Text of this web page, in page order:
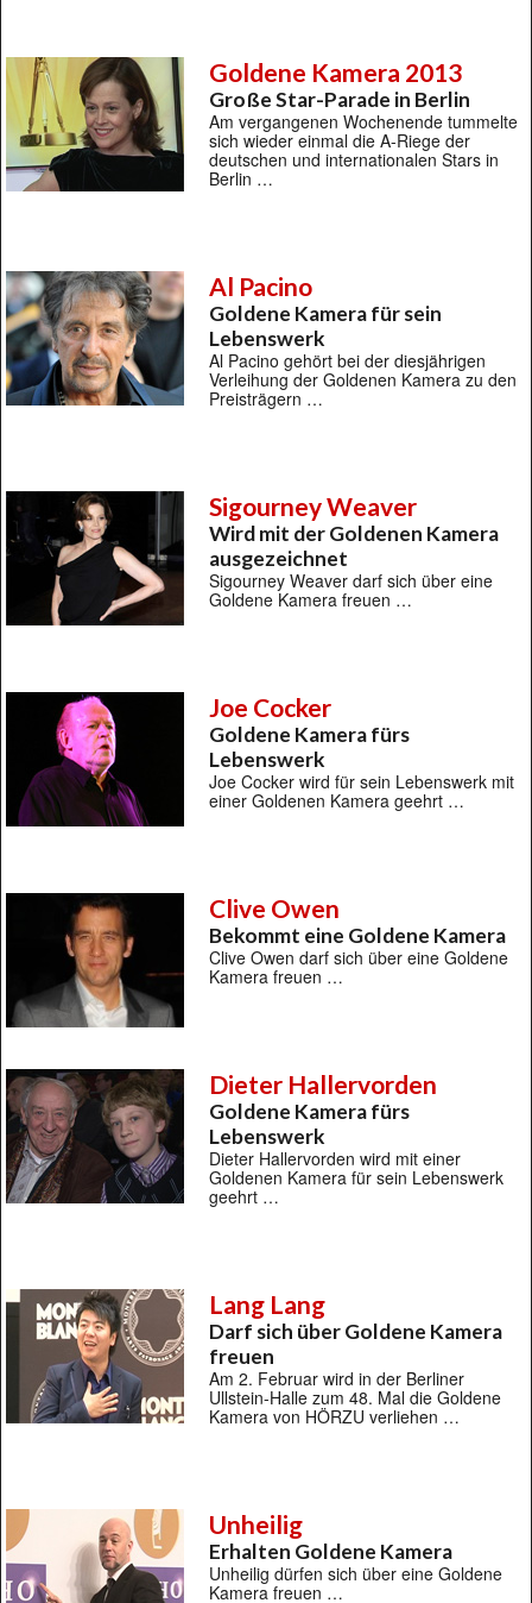
Goldene Kamera 2013
Große Star-Parade in Berlin
Am vergangenen Wochenende tummelte
sich wieder einmal die A-Riege der
deutschen und internationalen Stars in
Berlin …
Al Pacino
Goldene Kamera für sein
Lebenswerk
Al Pacino gehört bei der diesjährigen
Verleihung der Goldenen Kamera zu den
Preisträgern …
Sigourney Weaver
Wird mit der Goldenen Kamera
ausgezeichnet
Sigourney Weaver darf sich über eine
Goldene Kamera freuen …
Joe Cocker
Goldene Kamera fürs
Lebenswerk
Joe Cocker wird für sein Lebenswerk mit
einer Goldenen Kamera geehrt …
Clive Owen
Bekommt eine Goldene Kamera
Clive Owen darf sich über eine Goldene
Kamera freuen …
Dieter Hallervorden
Goldene Kamera fürs
Lebenswerk
Dieter Hallervorden wird mit einer
Goldenen Kamera für sein Lebenswerk
geehrt …
Lang Lang
Darf sich über Goldene Kamera
freuen
Am 2. Februar wird in der Berliner
Ullstein-Halle zum 48. Mal die Goldene
Kamera von HÖRZU verliehen …
Unheilig
Erhalten Goldene Kamera
Unheilig dürfen sich über eine Goldene
Kamera freuen …